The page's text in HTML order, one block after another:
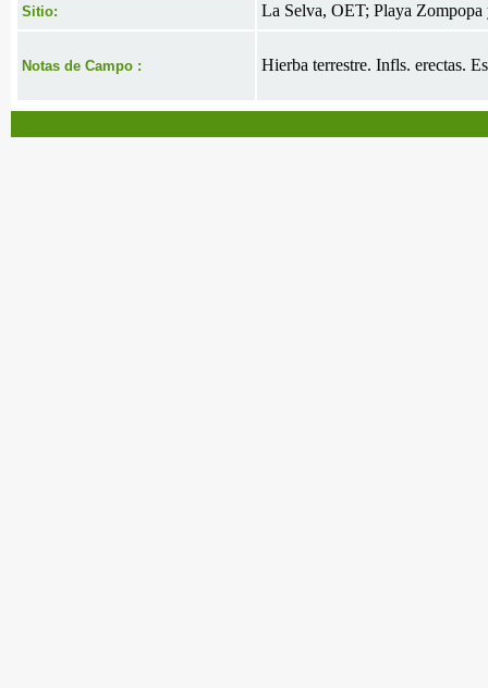
Sitio: La Selva, OET; Playa Zompopa
Notas de Campo : Hierba terrestre. Infls. erectas.